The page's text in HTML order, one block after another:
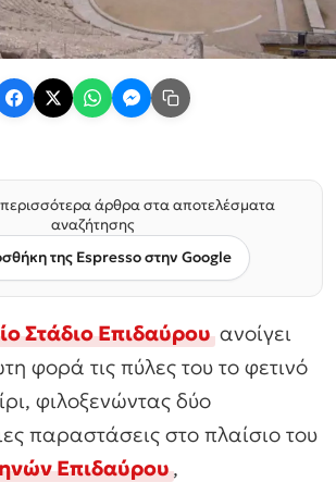
άρθρα στα αποτελέσματα
αναζήτησης
της Espresso στην Google
Στάδιο Επιδαύρουανοίγει
φορά τις πύλες του το φετινό
φιλοξενώντας δύο
παραστάσεις στο πλαίσιο του
Επιδαύρου,